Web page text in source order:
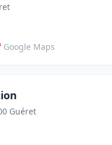
Google Maps
Guéret